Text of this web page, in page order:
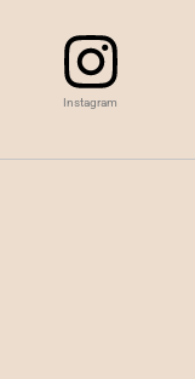
Instagram